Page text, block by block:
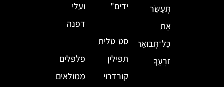
תְּעַשֵּׂר
אֵת
כׇּל־תְּבוּאַת
זַרְעֶךָ
ידים"
סט טלית
תפילין
קורדרוי
ועלי
דפנה
פלפלים
ממולאים